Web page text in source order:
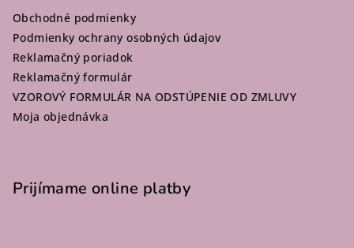
Obchodné podmienky
Podmienky ochrany osobných údajov
Reklamačný poriadok
Reklamačný formulár
VZOROVÝ FORMULÁR NA ODSTÚPENIE OD ZMLUVY
Moja objednávka
Prijímame online platby